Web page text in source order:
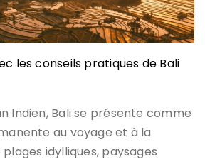
les conseils pratiques de Bali
Indien, Bali se présente comme
au voyage et à la
idylliques, paysages